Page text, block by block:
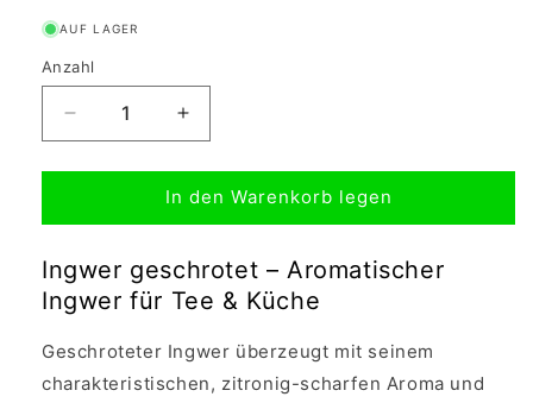
AUF LAGER
Anzahl
Verringere
die
Menge
Ingwer
50g
Erhöhe
die
Menge
für
Ingwer
50g
In den Warenkorb legen
Ingwer geschrotet – Aromatischer
Ingwer für Tee & Küche
Geschroteter Ingwer überzeugt mit seinem
charakteristischen, zitronig-scharfen Aroma und